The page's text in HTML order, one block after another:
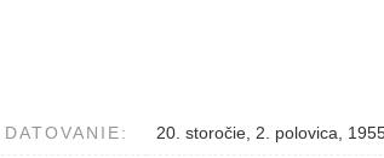
DATOVANIE: 20. storočie, 2. polovica,